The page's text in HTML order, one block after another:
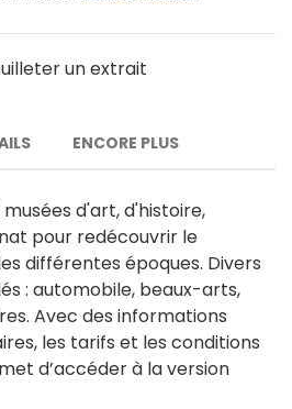
un extrait
ENCORE PLUS
d'art, d'histoire,
pour redécouvrir le
différentes époques. Divers
: automobile, beaux-arts,
Avec des informations
les tarifs et les conditions
d’accéder à la version